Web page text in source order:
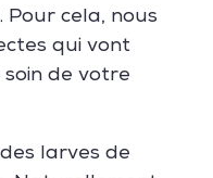
cela, nous
qui vont
de votre
larves de